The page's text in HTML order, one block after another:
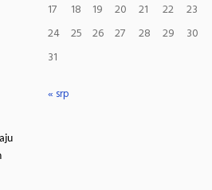
17
18 19 20 21 22
23
24
25 26 27 28 29
30
31
« srp